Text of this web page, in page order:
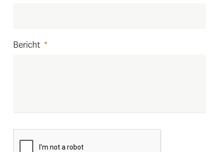
Bericht *